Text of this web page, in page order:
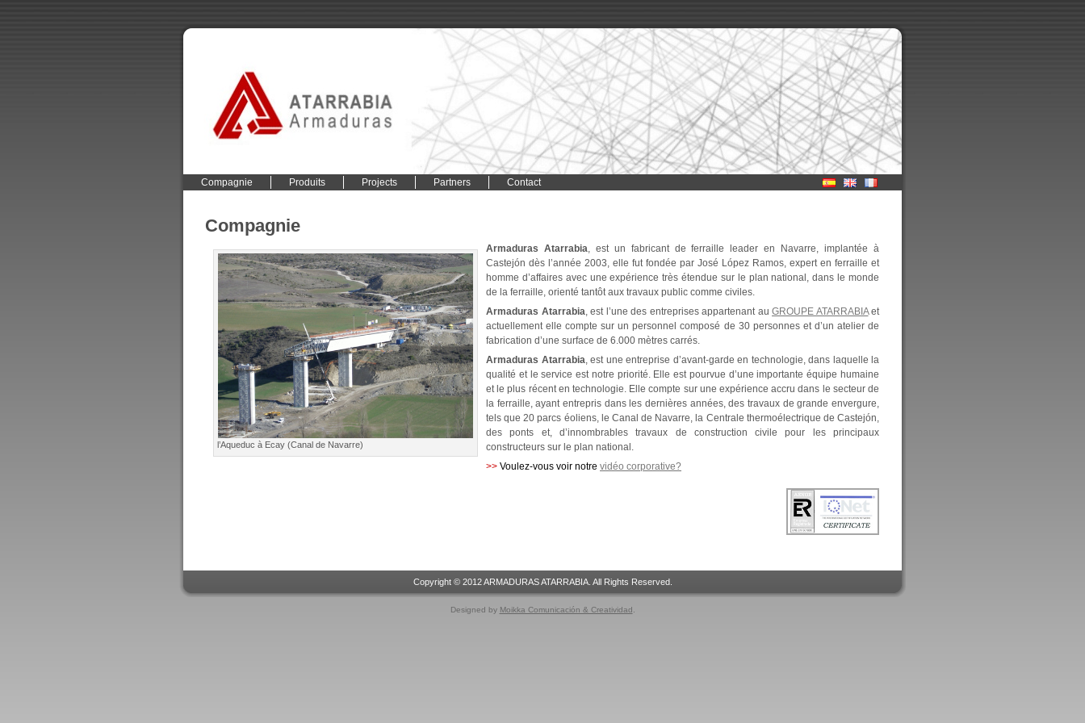
Compagnie Produits Projects Partners Contact
Compagnie
l’Aqueduc à Ecay (Canal de Navarre)
Armaduras Atarrabia, est un fabricant de ferraille leader en Navarre, implantée à
Castejón dès l’année 2003, elle fut fondée par José López Ramos, expert en ferraille et
homme d’affaires avec une expérience très étendue sur le plan national, dans le monde
de la ferraille, orienté tantôt aux travaux public comme civiles.
Armaduras Atarrabia, est l’une des entreprises appartenant au GROUPE ATARRABIAet
actuellement elle compte sur un personnel composé de 30 personnes et d’un atelier de
fabrication d’une surface de 6.000 mètres carrés.
Armaduras Atarrabia, est une entreprise d’avant-garde en technologie, dans laquelle la
qualité et le service est notre priorité. Elle est pourvue d’une importante équipe humaine
et le plus récent en technologie. Elle compte sur une expérience accru dans le secteur de
la ferraille, ayant entrepris dans les dernières années, des travaux de grande envergure,
tels que 20 parcs éoliens, le Canal de Navarre, la Centrale thermoélectrique de Castejón,
des ponts et, d’innombrables travaux de construction civile pour les principaux
constructeurs sur le plan national.
>> Voulez-vous voir notre vidéo corporative?
Copyright © 2012 ARMADURAS ATARRABIA. All Rights Reserved.
Designed by Moikka Comunicación & Creatividad .